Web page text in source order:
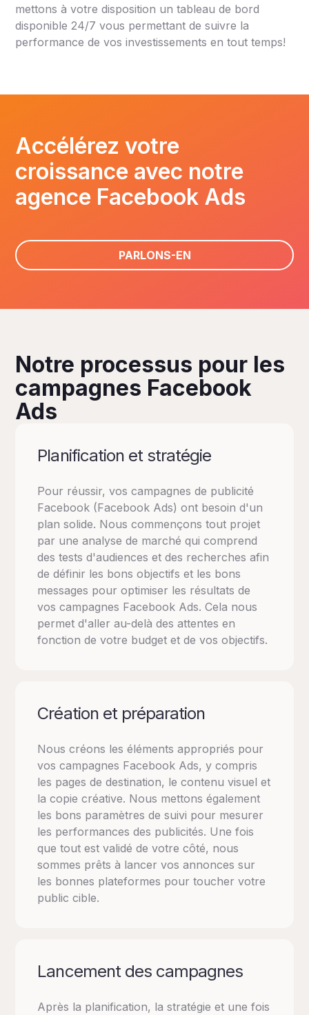
mettons à votre disposition un tableau de bord
disponible 24/7 vous permettant de suivre la
performance de vos investissements en tout temps!
Accélérez votre
croissance avec notre
agence Facebook Ads
PARLONS-EN
Notre processus pour les
campagnes Facebook
Ads
Planification et stratégie
Pour réussir, vos campagnes de publicité
Facebook (Facebook Ads) ont besoin d'un
plan solide. Nous commençons tout projet
par une analyse de marché qui comprend
des tests d'audiences et des recherches afin
de définir les bons objectifs et les bons
messages pour optimiser les résultats de
vos campagnes Facebook Ads. Cela nous
permet d'aller au-delà des attentes en
fonction de votre budget et de vos objectifs.
Création et préparation
Nous créons les éléments appropriés pour
vos campagnes Facebook Ads, y compris
les pages de destination, le contenu visuel et
la copie créative. Nous mettons également
les bons paramètres de suivi pour mesurer
les performances des publicités. Une fois
que tout est validé de votre côté, nous
sommes prêts à lancer vos annonces sur
les bonnes plateformes pour toucher votre
public cible.
Lancement des campagnes
Après la planification, la stratégie et une fois